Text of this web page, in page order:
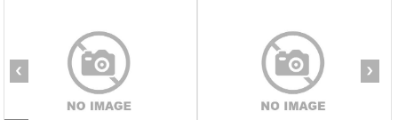
‹ ›